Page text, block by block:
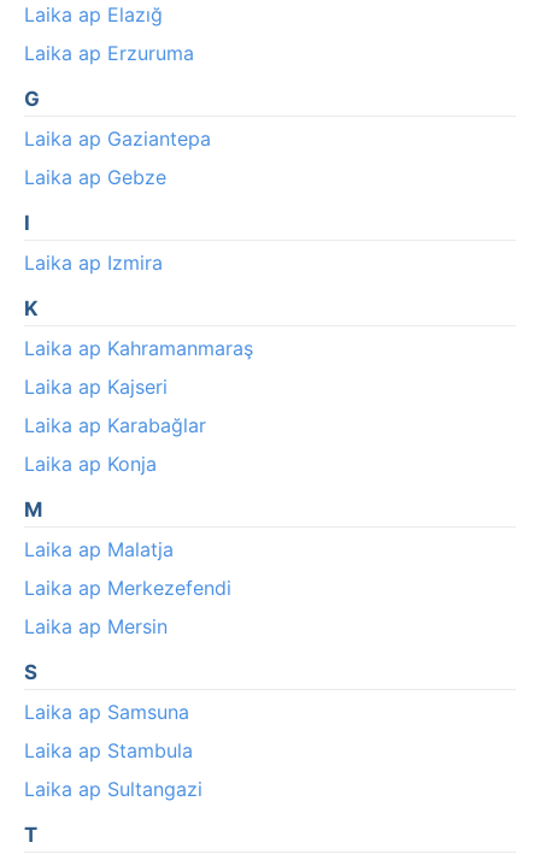
Laika ap Elazığ
Laika ap Erzuruma
G
Laika ap Gaziantepa
Laika ap Gebze
I
Laika ap Izmira
K
Laika ap Kahramanmaraş
Laika ap Kajseri
Laika ap Karabağlar
Laika ap Konja
M
Laika ap Malatja
Laika ap Merkezefendi
Laika ap Mersin
S
Laika ap Samsuna
Laika ap Stambula
Laika ap Sultangazi
T